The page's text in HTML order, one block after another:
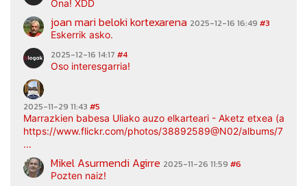
Ona! XDD
joan mari beloki kortexarena 2025-12-16 16:49 #3
Eskerrik asko.
2025-12-16 14:17 #4
Oso interesgarria!
2025-11-29 11:43 #5
Marrazkien babesa Uliako auzo elkarteari - Aketz etxea
https://www.flickr.com/photos/38892589@N02/albums/
...
Mikel Asurmendi Agirre 2025-11-26 11:59 #6
Pozten naiz!